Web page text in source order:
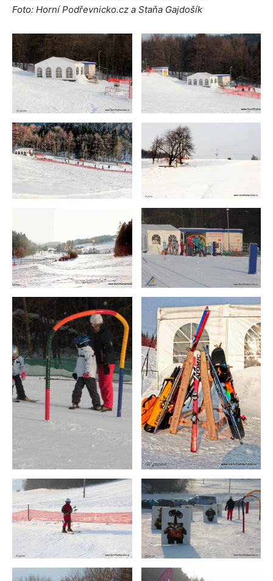
Foto: Horní Podřevnicko.cz a Staňa Gajdošík